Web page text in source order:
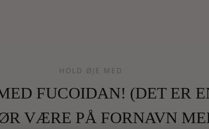
HOLD ØJE MED
FUCOIDAN! (DET ER
VÆRE PÅ FORNAVN